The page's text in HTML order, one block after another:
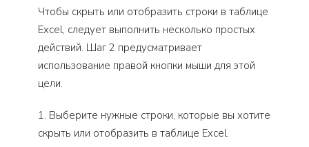
Чтобы скрыть или отобразить строки в таблице
Excel, следует выполнить несколько простых
действий. Шаг 2 предусматривает
использование правой кнопки мыши для этой
цели.
1. Выберите нужные строки, которые вы хотите
скрыть или отобразить в таблице Excel.